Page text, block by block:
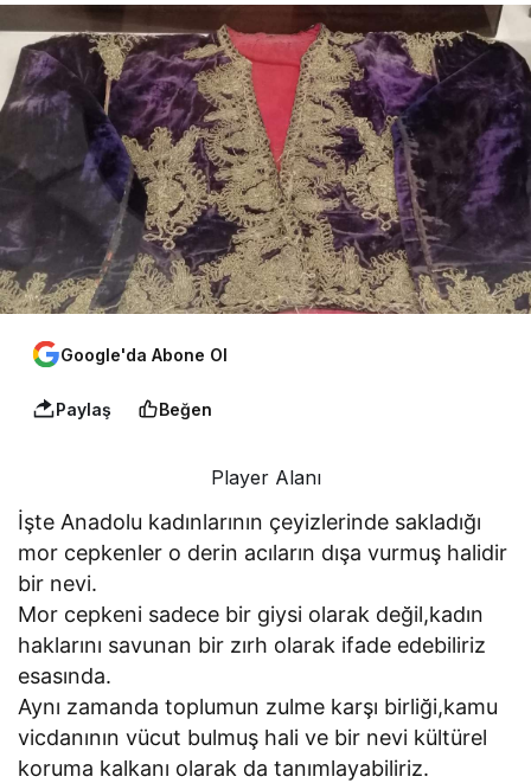
Google'da Abone Ol
Paylaş Beğen
Player Alanı
İşte Anadolu kadınlarının çeyizlerinde sakladığı
mor cepkenler o derin acıların dışa vurmuş halidir
bir nevi.
Mor cepkeni sadece bir giysi olarak değil,kadın
haklarını savunan bir zırh olarak ifade edebiliriz
esasında.
Aynı zamanda toplumun zulme karşı birliği,kamu
vicdanının vücut bulmuş hali ve bir nevi kültürel
koruma kalkanı olarak da tanımlayabiliriz.